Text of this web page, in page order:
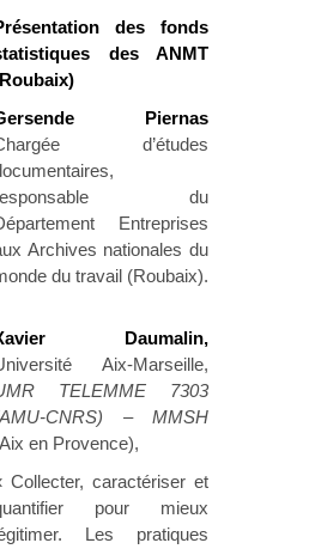
des fonds
des ANMT
Piernas
d’études
du
Entreprises
Archives nationales du
du travail (Roubaix).
Daumalin,
Aix-Marseille,
TELEMME 7303
CNRS) – MMSH
en Provence),
Collecter, caractériser et
pour mieux
Les pratiques